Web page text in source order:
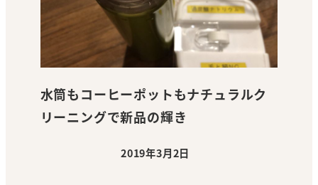
水筒もコーヒーポットもナチュラルク
リーニングで新品の輝き
投稿日
2019年3月2日